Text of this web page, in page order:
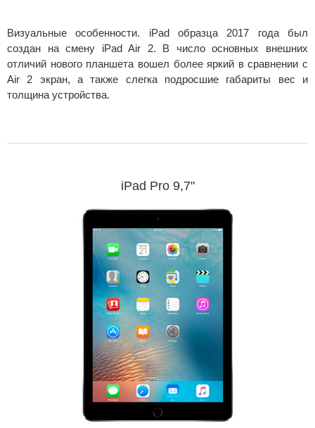
Визуальные особенности. iPad образца 2017 года был
создан на смену iPad Air 2. В число основных внешних
отличий нового планшета вошел более яркий в сравнении с
Air 2 экран, а также слегка подросшие габариты вес и
толщина устройства.
iPad Pro 9,7"